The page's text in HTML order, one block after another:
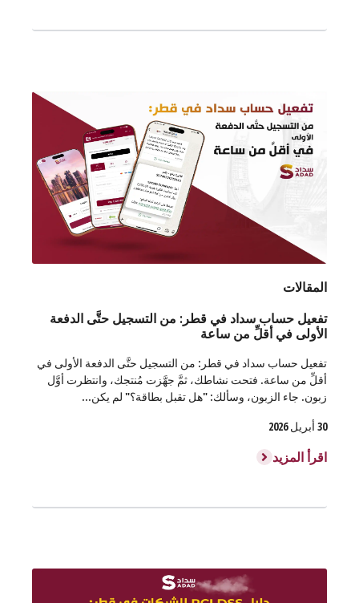
المقالات
تفعيل حساب سداد في قطر: من التسجيل حتَّى الدفعة
الأولى في أقلِّ من ساعة
تفعيل حساب سداد في قطر: من التسجيل حتَّى الدفعة الأولى في
أقلِّ من ساعة. فتحت نشاطك، ثمَّ جهَّزت مُنتجك، وانتظرت أوَّل
زبون. جاء الزبون، وسألك: "هل تقبل بطاقة؟" لم يكن...
30 أبريل 2026
اقرأ المزيد